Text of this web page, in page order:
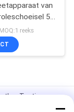
van
50
reeks
Testing
LCD"